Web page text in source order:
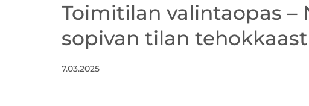
Toimitilan valintaopas –
sopivan tilan
7.03.2025